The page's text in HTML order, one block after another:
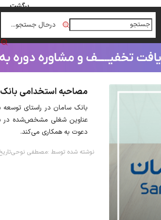
برگشت
درحال جستجو...
مصاحبه استخدامی بانک
بانک سامان در راستای توسعه
عناوین شغلی مشخص‌شده در
دعوت به همکاری می‌کند.
نوشته شده توسط :مصطفی نوحی